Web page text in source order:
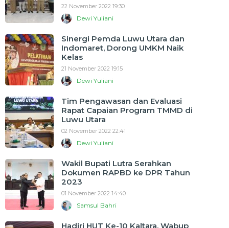
22 November 2022 19:30
Dewi Yuliani
Sinergi Pemda Luwu Utara dan
Indomaret, Dorong UMKM Naik
Kelas
21 November 2022 19:15
Dewi Yuliani
Tim Pengawasan dan Evaluasi
Rapat Capaian Program TMMD di
Luwu Utara
02 November 2022 22:41
Dewi Yuliani
Wakil Bupati Lutra Serahkan
Dokumen RAPBD ke DPR Tahun
2023
01 November 2022 14:40
Samsul Bahri
Hadiri HUT Ke-10 Kaltara, Wabup